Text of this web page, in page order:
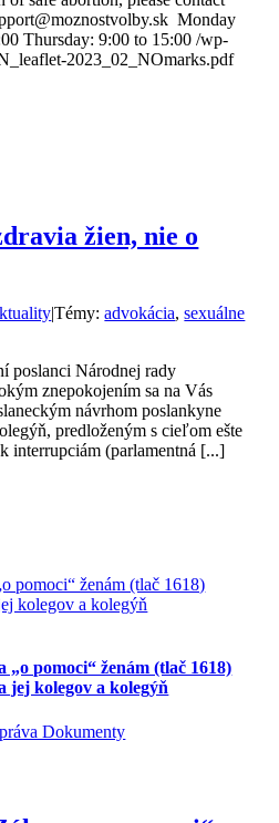
Monday
Thursday: 9:00 to 15:00 /wp-
2023_02_NOmarks.pdf
žien, nie o
|Témy:advokácia,sexuálne
poslanci Národnej rady
znepokojením sa na Vás
návrhom poslankyne
predloženým s cieľom ešte
interrupciám (parlamentná [...]
pomoci“ ženám (tlač 1618)
kolegov a kolegýň
pomoci“ ženám (tlač 1618)
jej kolegov a kolegýň
Dokumenty